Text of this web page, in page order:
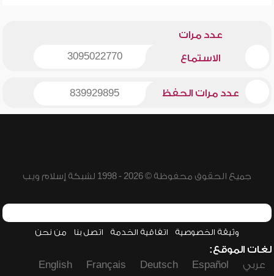
عدد مرات
الاستماع 3095022770
عدد مرات الحفظ 839929895
جميع الحقوق محفوظة © 2026 - 1998 لشبكة إسلام ويب
وثيقة الخصوصية اتفاقية الخدمة اتصل بنا من نحن
لغات الموقع:
عربي
Español
Deutsch
Français
English